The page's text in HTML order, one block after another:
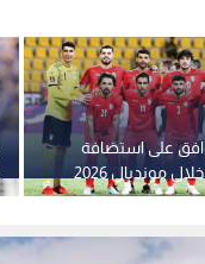
على استضافة
مونديال 2026